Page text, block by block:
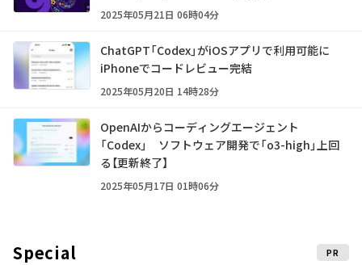
2025年05月21日 06時04分
ChatGPT「Codex」がiOSアプリで利用可能に
iPhoneでコードレビュー完結
2025年05月20日 14時28分
OpenAIからコーディングエージェント
「Codex」 ソフトウェア開発で「o3-high」上回
る【更新終了】
2025年05月17日 01時06分
Special PR